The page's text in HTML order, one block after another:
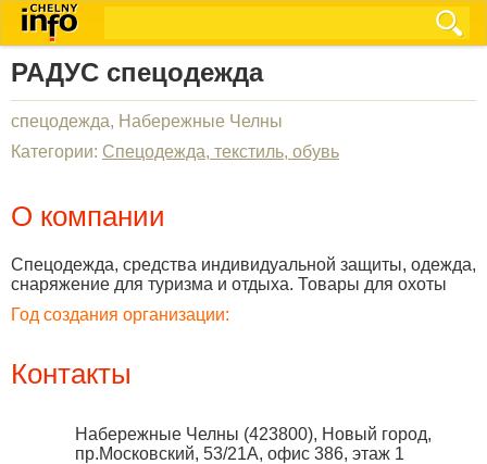
РАДУС спецодежда
спецодежда, Набережные Челны
Категории: Спецодежда, текстиль, обувь
О компании
Спецодежда, средства индивидуальной защиты, одежда,
снаряжение для туризма и отдыха. Товары для охоты
Год создания организации:
Контакты
Набережные Челны (423800), Новый город,
пр.Московский, 53/21А, офис 386, этаж 1